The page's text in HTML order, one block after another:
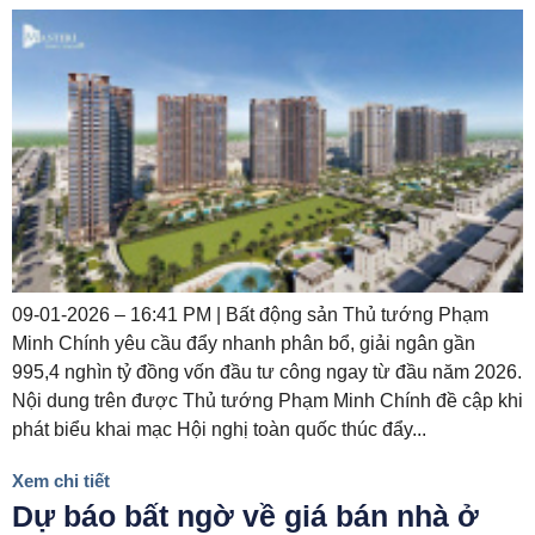
09-01-2026 – 16:41 PM | Bất động sản Thủ tướng Phạm
Minh Chính yêu cầu đẩy nhanh phân bổ, giải ngân gần
995,4 nghìn tỷ đồng vốn đầu tư công ngay từ đầu năm 2026.
Nội dung trên được Thủ tướng Phạm Minh Chính đề cập khi
phát biểu khai mạc Hội nghị toàn quốc thúc đẩy...
Xem chi tiết
Dự báo bất ngờ về giá bán nhà ở